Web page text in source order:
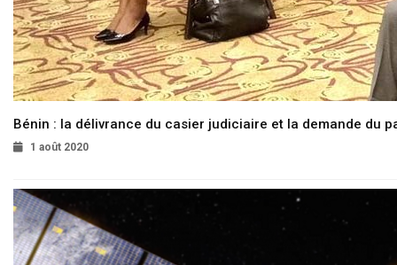
Bénin : la délivrance du casier judiciaire et la demande du
1 août 2020